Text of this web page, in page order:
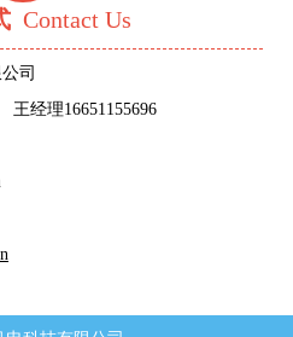
Contact Us
司
经理16651155696